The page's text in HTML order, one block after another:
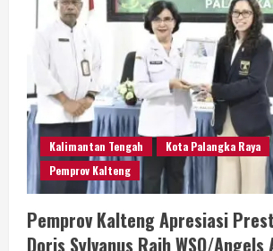
Kalimantan Tengah
Kota Palangka Raya
Pemprov Kalteng
Pemprov Kalteng Apresiasi
Doris Sylvanus Raih WSO/Angels